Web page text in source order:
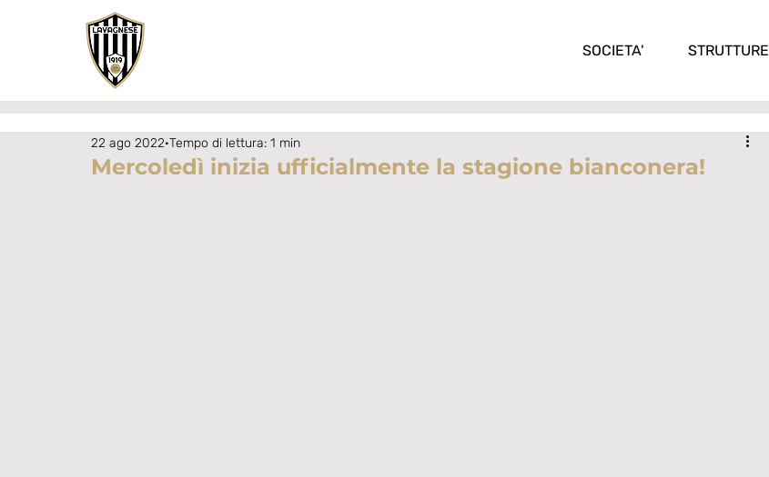
SOCIETA' STRUTTURE
Mercoledì inizia ufficialmente la stagione bianconera!
22 ago 2022 Tempo di lettura: 1 min